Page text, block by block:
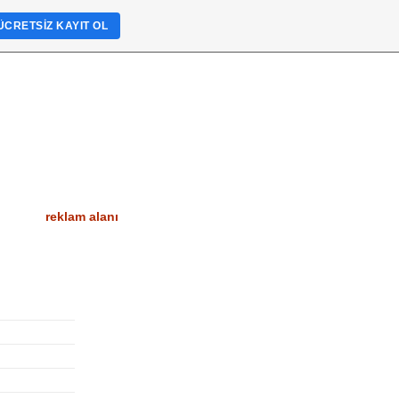
reklam alanı
KAYIT OL